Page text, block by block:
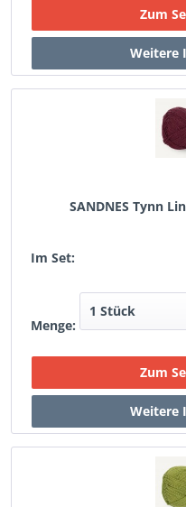
SANDNES Tynn
Im Set:
Menge: